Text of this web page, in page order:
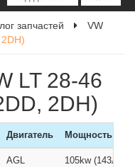
запчастей
VW
LT 28-46
2DH)
Двигатель Мощность
AGL 105kw (143л/с )